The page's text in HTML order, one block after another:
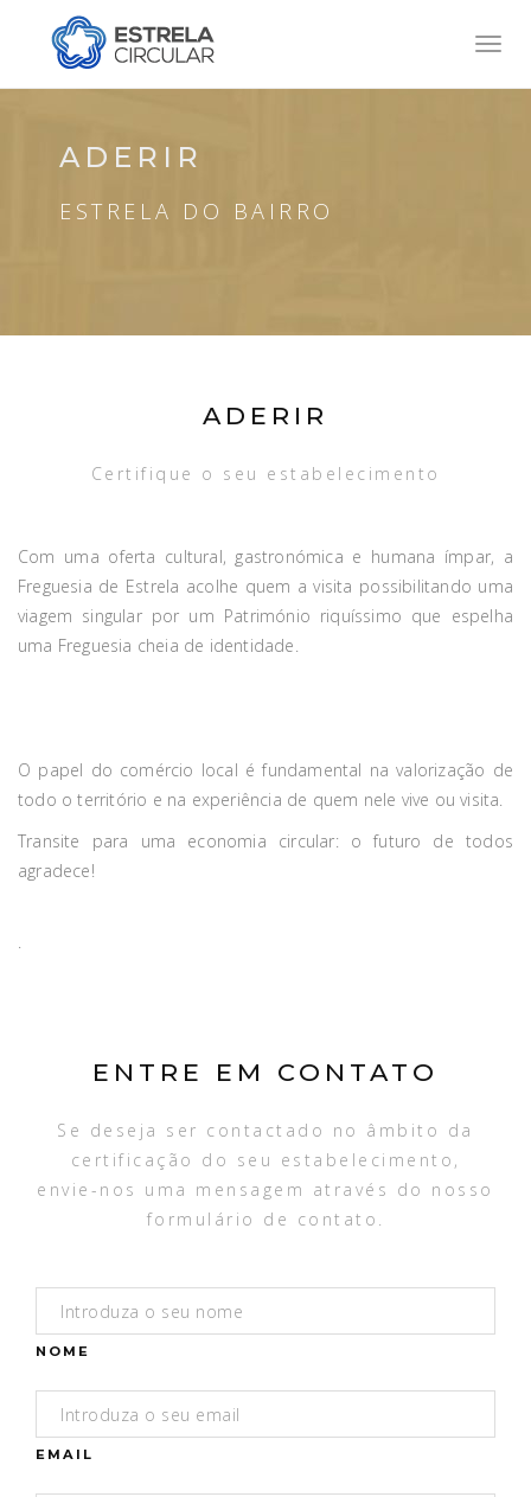
ADERIR
ESTRELA DO BAIRRO
ADERIR
Certifique o seu estabelecimento
Com uma oferta cultural, gastronómica e humana ímpar, a
Freguesia de Estrela acolhe quem a visita possibilitando uma
viagem singular por um Património riquíssimo que espelha
uma Freguesia cheia de identidade.
O papel do comércio local é fundamental na valorização de
todo o território e na experiência de quem nele vive ou visita.
Transite para uma economia circular: o futuro de todos
agradece!
.
ENTRE EM CONTATO
Se deseja ser contactado no âmbito da
certificação do seu estabelecimento,
envie-nos uma mensagem através do nosso
formulário de contato.
NOME
EMAIL